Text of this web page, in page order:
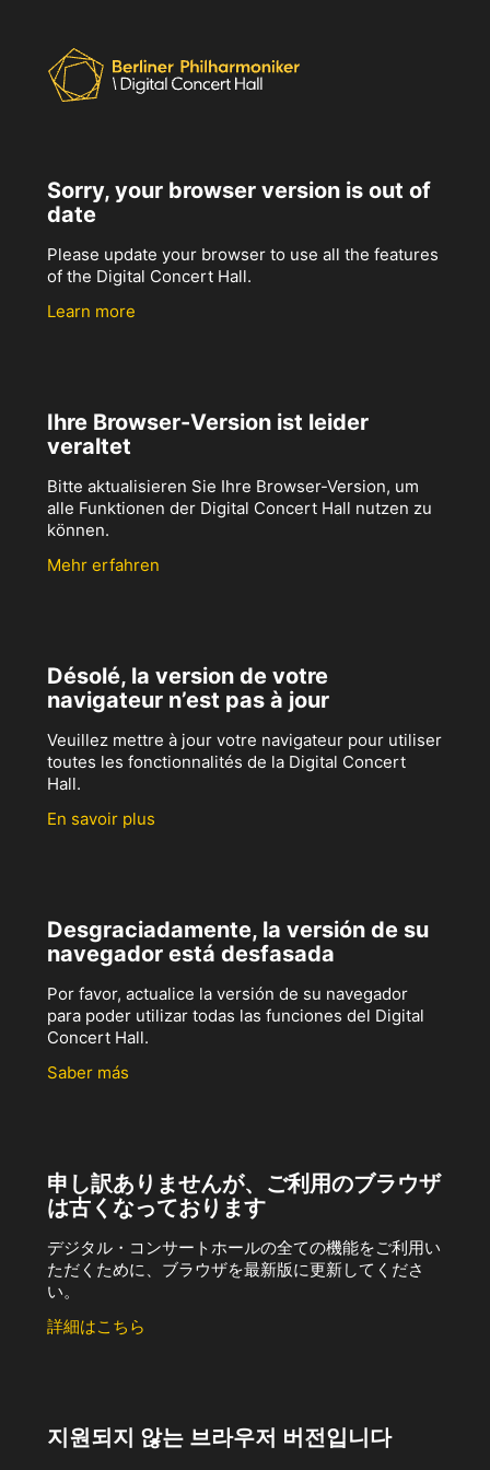
Sorry, your browser version is out of
date
Please update your browser to use all the features
of the Digital Concert Hall.
Learn more
Ihre Browser-Version ist leider
veraltet
Bitte aktualisieren Sie Ihre Browser-Version, um
alle Funktionen der Digital Concert Hall nutzen zu
können.
Mehr erfahren
Désolé, la version de votre
navigateur n’est pas à jour
Veuillez mettre à jour votre navigateur pour utiliser
toutes les fonctionnalités de la Digital Concert
Hall.
En savoir plus
Desgraciadamente, la versión de su
navegador está desfasada
Por favor, actualice la versión de su navegador
para poder utilizar todas las funciones del Digital
Concert Hall.
Saber más
申し訳ありませんが、ご利用のブラウザ
は古くなっております
デジタル・コンサートホールの全ての機能をご利用い
ただくために、ブラウザを最新版に更新してくださ
い。
詳細はこちら
지원되지 않는 브라우저 버전입니다